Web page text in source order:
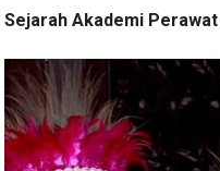
Sejarah Akademi